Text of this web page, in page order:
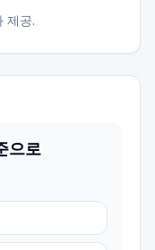
제공.
으로